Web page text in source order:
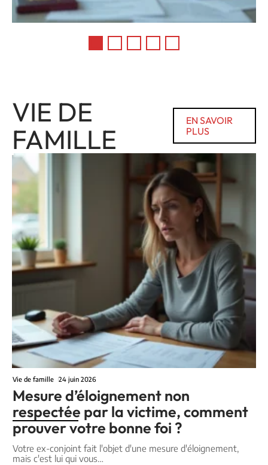
VIE DE
FAMILLE
EN SAVOIR
PLUS
Vie de famille 24 juin 2026
Mesure d’éloignement non
respectée par la victime, comment
prouver votre bonne foi ?
Votre ex-conjoint fait l'objet d'une mesure d'éloignement,
mais c'est lui qui vous…